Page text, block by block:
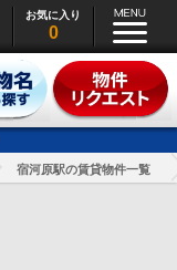
お気に入り
0
宿河原駅の賃貸物件一覧